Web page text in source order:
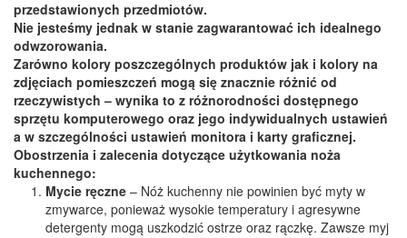
przedstawionych przedmiotów.
Nie jesteśmy jednak w stanie zagwarantować ich idealnego
odwzorowania.
Zarówno kolory poszczególnych produktów jak i kolory na
zdjęciach pomieszczeń mogą się znacznie różnić od
rzeczywistych – wynika to z różnorodności dostępnego
sprzętu komputerowego oraz jego indywidualnych ustawień
a w szczególności ustawień monitora i karty graficznej.
Obostrzenia i zalecenia dotyczące użytkowania noża
kuchennego:
Mycie ręczne – Nóż kuchenny nie powinien być myty w
zmywarce, ponieważ wysokie temperatury i agresywne
detergenty mogą uszkodzić ostrze oraz rączkę. Zawsze myj